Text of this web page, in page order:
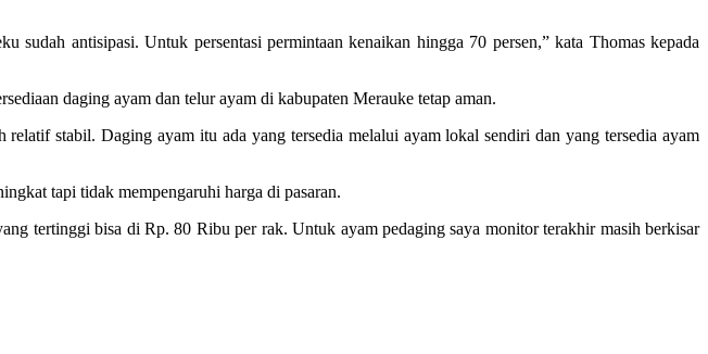
sudah antisipasi. Untuk persentasi permintaan kenaikan hingga 70 persen,” kata Thomas kepada
daging ayam dan telur ayam di kabupaten Merauke tetap aman.
stabil. Daging ayam itu ada yang tersedia melalui ayam lokal sendiri dan yang tersedia ayam
tapi tidak mempengaruhi harga di pasaran.
tertinggi bisa di Rp. 80 Ribu per rak. Untuk ayam pedaging saya monitor terakhir masih berkisar